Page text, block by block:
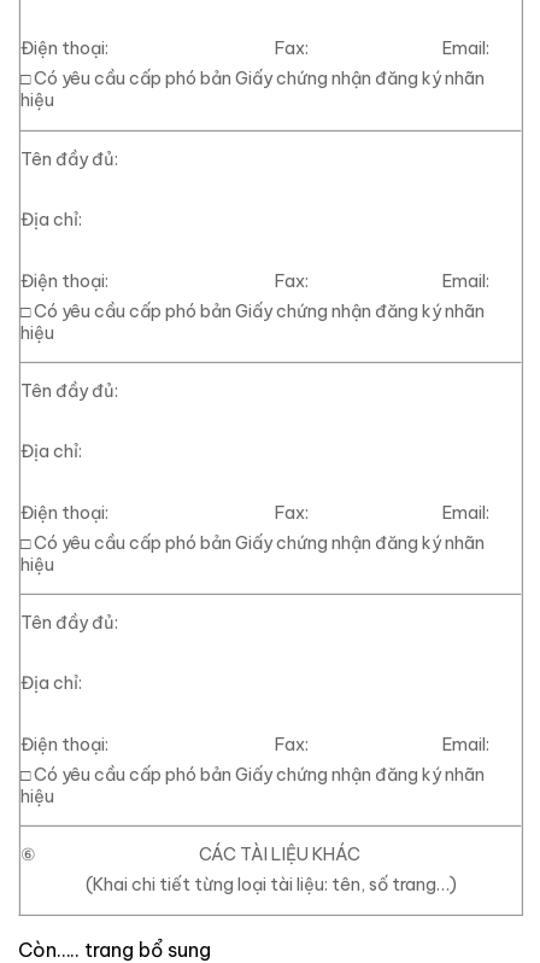
Điện thoại: Fax: Email:
□Có yêu cầu cấp phó bản Giấy chứng nhận đăng ký nhãn
hiệu
Tên đầy đủ:
Địa chỉ:
Điện thoại: Fax: Email:
□Có yêu cầu cấp phó bản Giấy chứng nhận đăng ký nhãn
hiệu
Tên đầy đủ:
Địa chỉ:
Điện thoại: Fax: Email:
□Có yêu cầu cấp phó bản Giấy chứng nhận đăng ký nhãn
hiệu
Tên đầy đủ:
Địa chỉ:
Điện thoại: Fax: Email:
□Có yêu cầu cấp phó bản Giấy chứng nhận đăng ký nhãn
hiệu
⑥ CÁC TÀI LIỆU KHÁC
(Khai chi tiết từng loại tài liệu: tên, số trang…)
Còn….. trang bổ sung